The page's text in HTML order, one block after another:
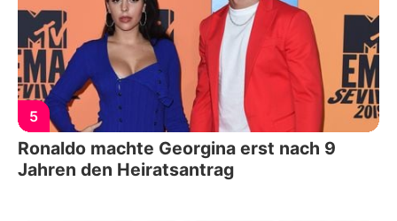
5
Ronaldo machte Georgina erst nach 9
Jahren den Heiratsantrag